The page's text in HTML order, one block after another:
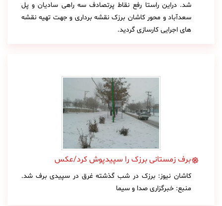
شد. دراین راستا رفع نقاط پرتصادف سه راهی سادیان و پل
سعدآباد و محور کاشان برزک نقشه برداری و جهت تهیه نقشه
های اجرایی کارسازی گردید.
برف زمستانی برزک را سپیدپوش کرد/عکس
کاشان نیوز: برزک در شب گذشته غرق در سپیدی برف شد.
منبع: خبرگزاری صدا و سیما